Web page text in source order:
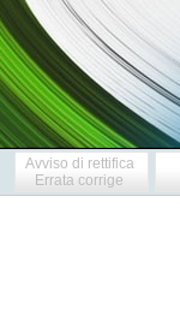
Avviso di rettifica
Errata corrige